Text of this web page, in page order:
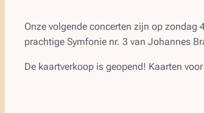
Onze volgende concerten zijn op
prachtige Symfonie nr. 3 van Johannes
De kaartverkoop is geopend! Kaarten